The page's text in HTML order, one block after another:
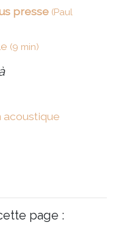
presse (Paul
(9 min)
acoustique
page :